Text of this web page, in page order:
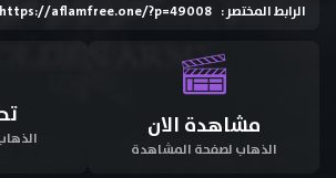
الرابط المختصر : https://aflamfree.one/?p=49008
مشاهدة الان
الذهاب لصفحة المشاهدة